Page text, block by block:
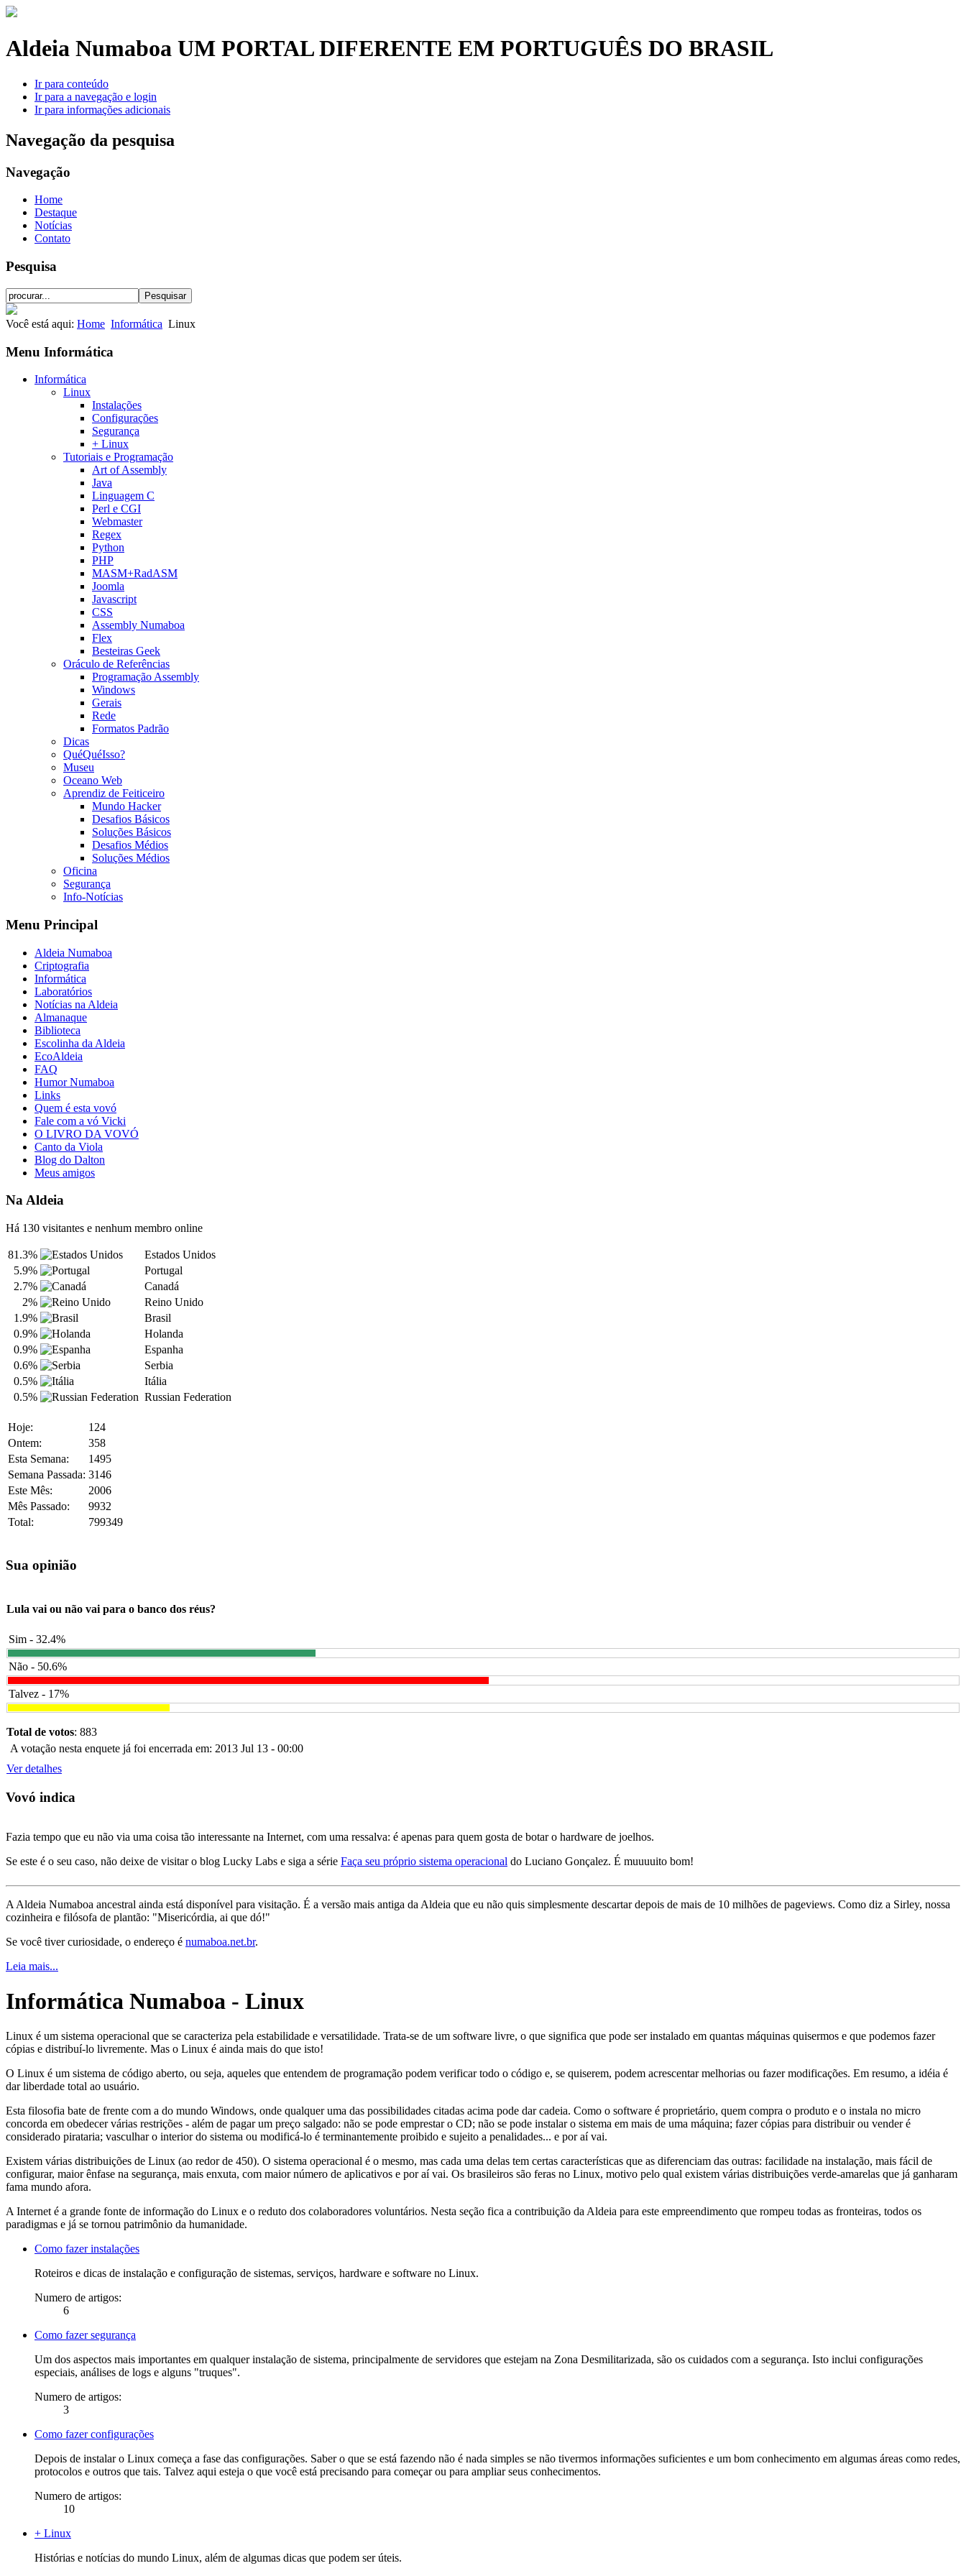
Aldeia Numaboa UM PORTAL DIFERENTE EM PORTUGUÊS DO BRASIL
Ir para conteúdo
Ir para a navegação e login
Ir para informações adicionais
Navegação da pesquisa
Navegação
Home
Destaque
Notícias
Contato
Pesquisa
Você está aqui: Home Informática Linux
Menu Informática
Informática
Linux
Instalações
Configurações
Segurança
+ Linux
Tutoriais e Programação
Art of Assembly
Java
Linguagem C
Perl e CGI
Webmaster
Regex
Python
PHP
MASM+RadASM
Joomla
Javascript
CSS
Assembly Numaboa
Flex
Besteiras Geek
Oráculo de Referências
Programação Assembly
Windows
Gerais
Rede
Formatos Padrão
Dicas
QuéQuéIsso?
Museu
Oceano Web
Aprendiz de Feiticeiro
Mundo Hacker
Desafios Básicos
Soluções Básicos
Desafios Médios
Soluções Médios
Oficina
Segurança
Info-Notícias
Menu Principal
Aldeia Numaboa
Criptografia
Informática
Laboratórios
Notícias na Aldeia
Almanaque
Biblioteca
Escolinha da Aldeia
EcoAldeia
FAQ
Humor Numaboa
Links
Quem é esta vovó
Fale com a vó Vicki
O LIVRO DA VOVÓ
Canto da Viola
Blog do Dalton
Meus amigos
Na Aldeia
Há 130 visitantes e nenhum membro online
81.3%
Estados Unidos
5.9%
Portugal
2.7%
Canadá
2%
Reino Unido
1.9%
Brasil
0.9%
Holanda
0.9%
Espanha
0.6%
Serbia
0.5%
Itália
0.5%
Russian Federation
Hoje:
124
Ontem:
358
Esta Semana:
1495
Semana Passada: 3146
Este Mês:
2006
Mês Passado:
9932
Total:
799349
Sua opinião
Lula vai ou não vai para o banco dos réus?
Sim - 32.4%
Não - 50.6%
Talvez - 17%
Total de votos: 883
A votação nesta enquete já foi encerrada em: 2013 Jul 13 - 00:00
Ver detalhes
Vovó indica
Fazia tempo que eu não via uma coisa tão interessante na Internet, com uma ressalva: é apenas para quem gosta de botar o hardware de joelhos.
Se este é o seu caso, não deixe de visitar o blog Lucky Labs e siga a série Faça seu próprio sistema operacional do Luciano Gonçalez. É muuuuito bom!
A Aldeia Numaboa ancestral ainda está disponível para visitação. É a versão mais antiga da Aldeia que eu não quis simplesmente descartar depois de mais de 10 milhões de pageviews. Como diz a Sirley, nossa
cozinheira e filósofa de plantão: "Misericórdia, ai que dó!"
Se você tiver curiosidade, o endereço é numaboa.net.br.
Leia mais...
Informática Numaboa - Linux
Linux é um sistema operacional que se caracteriza pela estabilidade e versatilidade. Trata-se de um software livre, o que significa que pode ser instalado em quantas máquinas quisermos e que podemos fazer
cópias e distribuí-lo livremente. Mas o Linux é ainda mais do que isto!
O Linux é um sistema de código aberto, ou seja, aqueles que entendem de programação podem verificar todo o código e, se quiserem, podem acrescentar melhorias ou fazer modificações. Em resumo, a idéia é
dar liberdade total ao usuário.
Esta filosofia bate de frente com a do mundo Windows, onde qualquer uma das possibilidades citadas acima pode dar cadeia. Como o software é proprietário, quem compra o produto e o instala no micro
concorda em obedecer várias restrições - além de pagar um preço salgado: não se pode emprestar o CD; não se pode instalar o sistema em mais de uma máquina; fazer cópias para distribuir ou vender é
considerado pirataria; vasculhar o interior do sistema ou modificá-lo é terminantemente proibido e sujeito a penalidades... e por aí vai.
Existem várias distribuições de Linux (ao redor de 450). O sistema operacional é o mesmo, mas cada uma delas tem certas características que as diferenciam das outras: facilidade na instalação, mais fácil de
configurar, maior ênfase na segurança, mais enxuta, com maior número de aplicativos e por aí vai. Os brasileiros são feras no Linux, motivo pelo qual existem várias distribuições verde-amarelas que já ganharam
fama mundo afora.
A Internet é a grande fonte de informação do Linux e o reduto dos colaboradores voluntários. Nesta seção fica a contribuição da Aldeia para este empreendimento que rompeu todas as fronteiras, todos os
paradigmas e já se tornou patrimônio da humanidade.
Como fazer instalações
Roteiros e dicas de instalação e configuração de sistemas, serviços, hardware e software no Linux.
Numero de artigos:
6
Como fazer segurança
Um dos aspectos mais importantes em qualquer instalação de sistema, principalmente de servidores que estejam na Zona Desmilitarizada, são os cuidados com a segurança. Isto inclui configurações
especiais, análises de logs e alguns "truques".
Numero de artigos:
3
Como fazer configurações
Depois de instalar o Linux começa a fase das configurações. Saber o que se está fazendo não é nada simples se não tivermos informações suficientes e um bom conhecimento em algumas áreas como redes,
protocolos e outros que tais. Talvez aqui esteja o que você está precisando para começar ou para ampliar seus conhecimentos.
Numero de artigos:
10
+ Linux
Histórias e notícias do mundo Linux, além de algumas dicas que podem ser úteis.